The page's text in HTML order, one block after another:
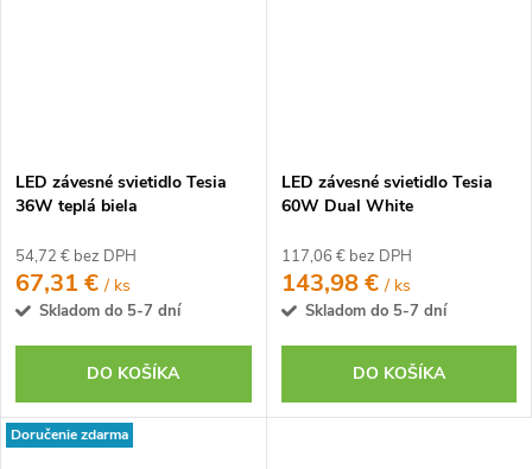
LED závesné svietidlo Tesia
36W teplá biela
54,72 € bez DPH
67,31 €/ ks
Skladom do 5-7 dní
DO KOŠÍKA
LED závesné svietidlo Tesia
60W Dual White
117,06 € bez DPH
143,98 €/ ks
Skladom do 5-7 dní
DO KOŠÍKA
Doručenie zdarma